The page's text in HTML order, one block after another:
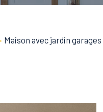
Maison avec jardin